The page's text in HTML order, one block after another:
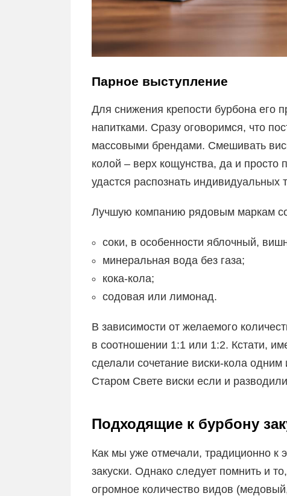
Парное выступление
Для снижения крепости бурбона его
напитками. Сразу оговоримся, что
массовыми брендами. Смешивать
колой – верх кощунства, да и просто
удастся распознать индивидуальных
Лучшую компанию рядовым маркам
соки, в особенности яблочный,
минеральная вода без газа;
кока-кола;
содовая или лимонад.
В зависимости от желаемого
в соотношении 1:1 или 1:2. Кстати,
сделали сочетание виски-кола
Старом Свете виски если и
Подходящие к бурбону
Как мы уже отмечали, традиционно к
закуски. Однако следует помнить и
огромное количество видов